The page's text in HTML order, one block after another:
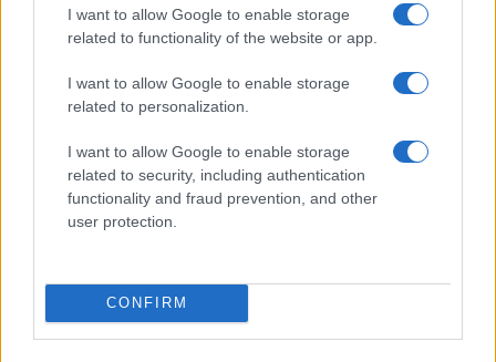
I want to allow Google to enable storage
related to functionality of the website or app.
I want to allow Google to enable storage
related to personalization.
I want to allow Google to enable storage
related to security, including authentication
functionality and fraud prevention, and other
user protection.
CONFIRM
Perché Vannacci è “pacifico”
ma non “pacifista”
La candidatura di Burgio riaccende lo scontro:
difendersi
Giorgio Carta
10 Agosto 2026, 10:00